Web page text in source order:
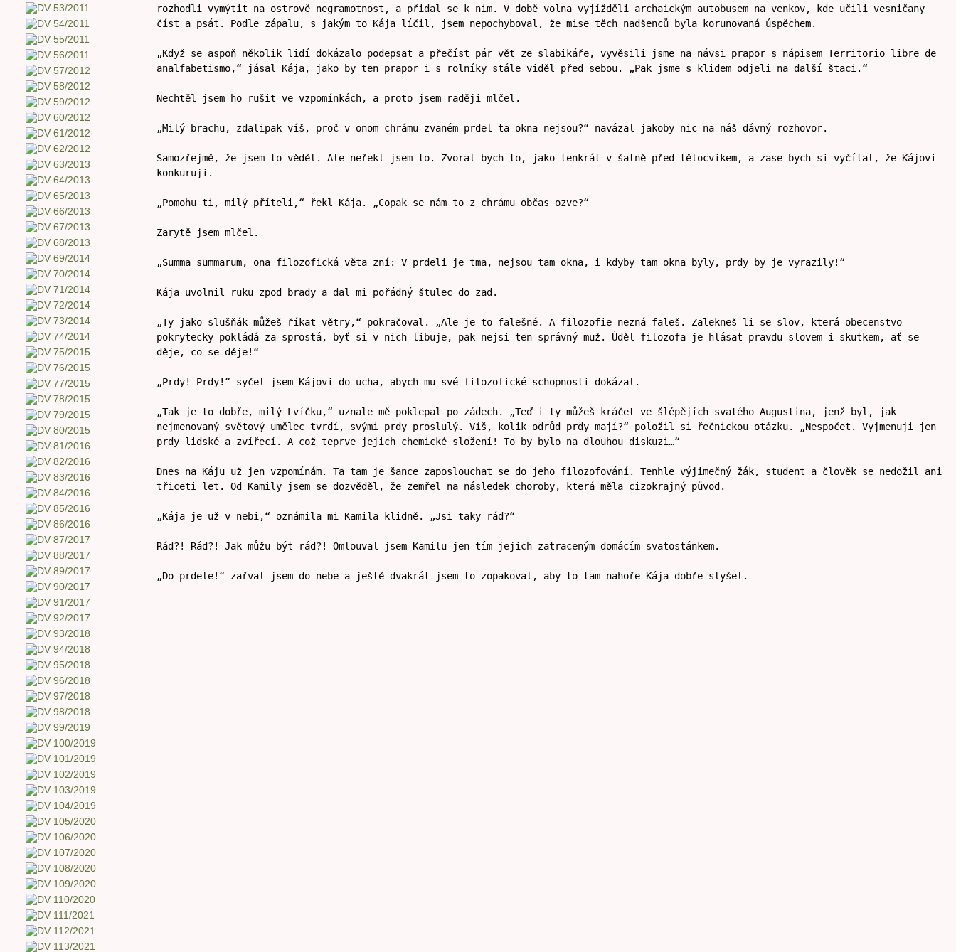
rozhodli vymýtit na ostrově negramotnost, a přidal se k nim. V době volna vyjížděli archaickým autobusem na venkov, kde učili vesničany
číst a psát. Podle zápalu, s jakým to Kája líčil, jsem nepochyboval, že mise těch nadšenců byla korunovaná úspěchem.
„Když se aspoň několik lidí dokázalo podepsat a přečíst pár vět ze slabikáře, vyvěsili jsme na návsi prapor s nápisem Territorio libre de
analfabetismo,“ jásal Kája, jako by ten prapor i s rolníky stále viděl před sebou. „Pak jsme s klidem odjeli na další štaci.“
Nechtěl jsem ho rušit ve vzpomínkách, a proto jsem raději mlčel.
„Milý brachu, zdalipak víš, proč v onom chrámu zvaném prdel ta okna nejsou?“ navázal jakoby nic na náš dávný rozhovor.
Samozřejmě, že jsem to věděl. Ale neřekl jsem to. Zvoral bych to, jako tenkrát v šatně před tělocvikem, a zase bych si vyčítal, že Kájovi
konkuruji.
„Pomohu ti, milý příteli,“ řekl Kája. „Copak se nám to z chrámu občas ozve?“
Zarytě jsem mlčel.
„Summa summarum, ona filozofická věta zní: V prdeli je tma, nejsou tam okna, i kdyby tam okna byly, prdy by je vyrazily!“
Kája uvolnil ruku zpod brady a dal mi pořádný štulec do zad.
„Ty jako slušňák můžeš říkat větry,“ pokračoval. „Ale je to falešné. A filozofie nezná faleš. Zalekneš-li se slov, která obecenstvo
pokrytecky pokládá za sprostá, byť si v nich libuje, pak nejsi ten správný muž. Úděl filozofa je hlásat pravdu slovem i skutkem, ať se
děje, co se děje!“
„Prdy! Prdy!“ syčel jsem Kájovi do ucha, abych mu své filozofické schopnosti dokázal.
„Tak je to dobře, milý Lvíčku,“ uznale mě poklepal po zádech. „Teď i ty můžeš kráčet ve šlépějích svatého Augustina, jenž byl, jak
nejmenovaný světový umělec tvrdí, svými prdy proslulý. Víš, kolik odrůd prdy mají?“ položil si řečnickou otázku. „Nespočet. Vyjmenuji jen
prdy lidské a zvířecí. A což teprve jejich chemické složení! To by bylo na dlouhou diskuzi…“
Dnes na Káju už jen vzpomínám. Ta tam je šance zaposlouchat se do jeho filozofování. Tenhle výjimečný žák, student a člověk se nedožil ani
třiceti let. Od Kamily jsem se dozvěděl, že zemřel na následek choroby, která měla cizokrajný původ.
„Kája je už v nebi,“ oznámila mi Kamila klidně. „Jsi taky rád?“
Rád?! Rád?! Jak můžu být rád?! Omlouval jsem Kamilu jen tím jejich zatraceným domácím svatostánkem.
„Do prdele!“ zařval jsem do nebe a ještě dvakrát jsem to zopakoval, aby to tam nahoře Kája dobře slyšel.